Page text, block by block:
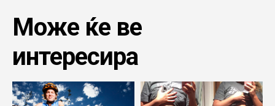
Може ќе ве
интересира